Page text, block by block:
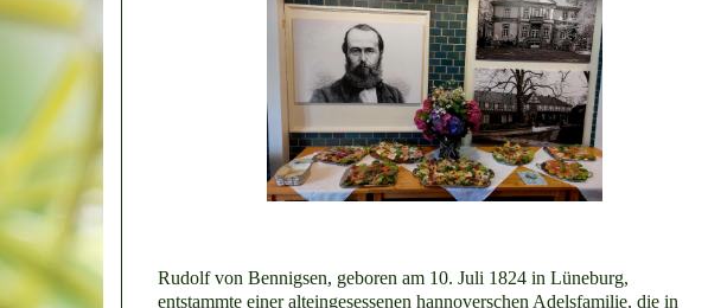
Rudolf von Bennigsen, geboren am 10. Juli 1824 in Lüneburg,
entstammte einer alteingesessenen hannoverschen Adelsfamilie, die in